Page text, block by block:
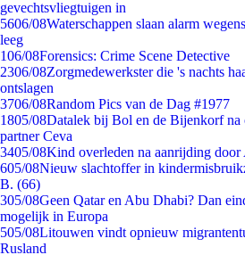
gevechtsvliegtuigen in
5606/08Waterschappen slaan alarm
leeg
106/08Forensics: Crime Scene Detective
2306/08Zorgmedewerkster die 's nachts
ontslagen
3706/08Random Pics van de Dag #1977
1805/08Datalek bij Bol en de Bijenkorf na
partner Ceva
3405/08Kind overleden na aanrijding
605/08Nieuw slachtoffer in
B. (66)
305/08Geen Qatar en Abu Dhabi? Dan
mogelijk in Europa
505/08Litouwen vindt opnieuw
Rusland